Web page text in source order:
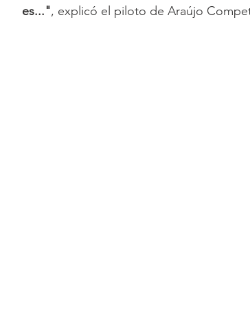
es...", explicó el piloto de Araújo